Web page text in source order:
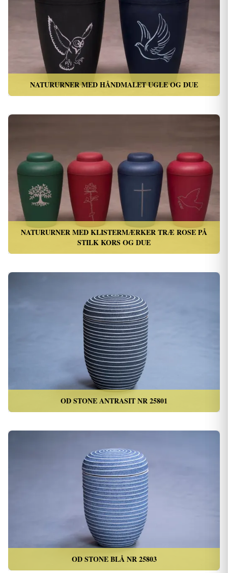
NATURURNER MED HÅNDMALET UGLE OG DUE
NATURURNER MED KLISTERMÆRKER TRÆ ROSE PÅ
STILK KORS OG DUE
OD STONE ANTRASIT NR 25801
OD STONE BLÅ NR 25803